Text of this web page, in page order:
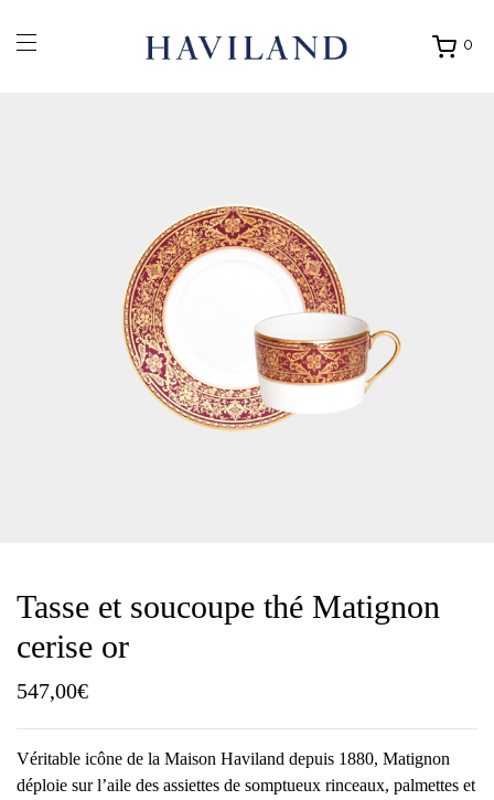
0
Ouvrir
Tasse et soucoupe thé Matignon
cerise or
547,00€
Véritable icône de la Maison Haviland depuis 1880, Matignon
déploie sur l’aile des assiettes de somptueux rinceaux, palmettes et